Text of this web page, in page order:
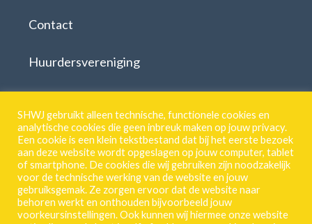
Contact
Huurdersvereniging
SHWJ.
Breestraat 55 | 2311 CJ | Leiden
071 513 46 18
SHWJ gebruikt alleen technische, functionele cookies en
analytische cookies die geen inbreuk maken op jouw privacy.
Een cookie is een klein tekstbestand dat bij het eerste bezoek
aan deze website wordt opgeslagen op jouw computer, tablet
of smartphone. De cookies die wij gebruiken zijn noodzakelijk
voor de technische werking van de website en jouw
gebruiksgemak. Ze zorgen ervoor dat de website naar
behoren werkt en onthouden bijvoorbeeld jouw
voorkeursinstellingen. Ook kunnen wij hiermee onze website